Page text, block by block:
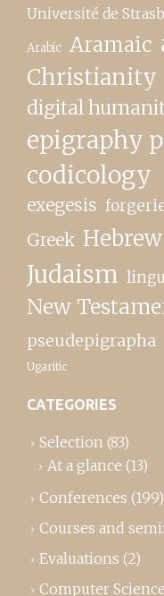
Université de
Arabic Aramaic
Christianity
digital
epigraphy
codicology
exegesis
Greek Hebrew
Judaism
New
pseudepigrapha
Ugaritic
CATEGORIES
Selection (83)
At a glance (13)
Conferences (199)
Courses and
Evaluations (2)
Computer Science